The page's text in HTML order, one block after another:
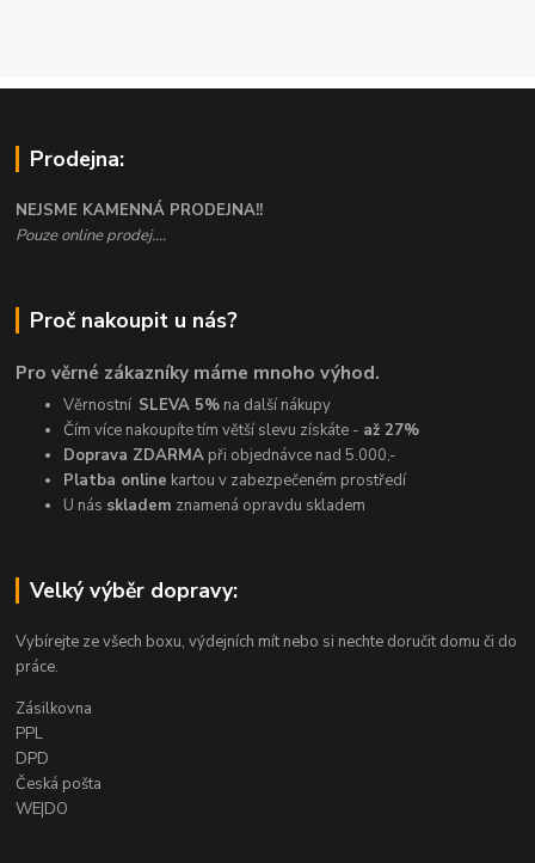
Prodejna:
NEJSME KAMENNÁ PRODEJNA!!
Pouze online prodej....
Proč nakoupit u nás?
Pro věrné zákazníky máme mnoho výhod.
Věrnostní SLEVA 5% na další nákupy
Čím více nakoupíte tím větší slevu získáte - až 27%
Doprava ZDARMA při objednávce nad 5.000,-
Platba online kartou v zabezpečeném prostředí
U nás skladem znamená opravdu skladem
Velký výběr dopravy:
Vybírejte ze všech boxu, výdejních mít nebo si nechte doručit domu či do
práce.
Zásilkovna
PPL
DPD
Česká pošta
WE|DO